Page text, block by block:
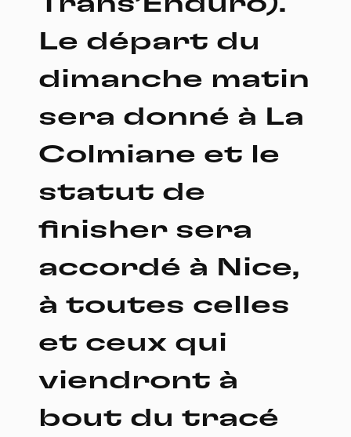
Le départ du
dimanche matin
sera donné à La
Colmiane et le
statut de
finisher sera
accordé à Nice,
à toutes celles
et ceux qui
viendront à
bout du tracé